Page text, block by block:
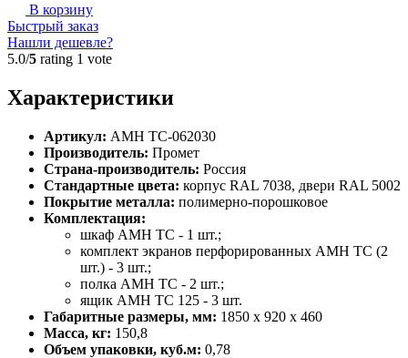
В корзину
Быстрый заказ
Нашли дешевле?
5.0/5 rating 1 vote
Характеристики
Артикул: АМН ТС-062030
Производитель: Промет
Страна-производитель: Россия
Стандартные цвета: корпус RAL 7038, двери RAL 5002
Покрытие металла: полимерно-порошковое
Комплектация:
шкаф AMH TC - 1 шт.;
комплект экранов перфорированных AMH TC (2
шт.) - 3 шт.;
полка AMH TC - 2 шт.;
ящик AMH TC 125 - 3 шт.
Габаритные размеры, мм: 1850 x 920 x 460
Масса, кг: 150,8
Объем упаковки, куб.м: 0,78